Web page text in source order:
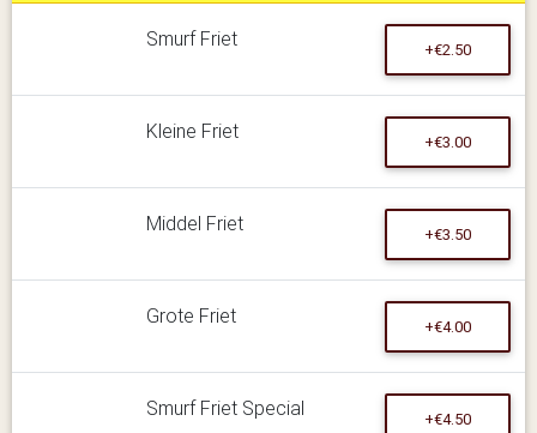
Smurf Friet +€2.50
Kleine Friet +€3.00
Middel Friet +€3.50
Grote Friet +€4.00
Smurf Friet Special +€4.50